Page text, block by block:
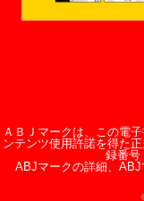
ＡＢＪマークは、この電
ンテンツ使用許諾を得た
録番号
ABJマークの詳細、